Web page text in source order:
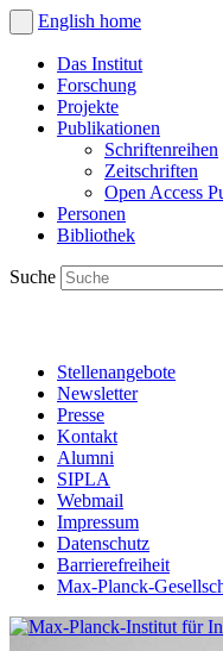
English home
Das Institut
Forschung
Projekte
Publikationen
Schriftenreihen
Zeitschriften
Open Access
Personen
Bibliothek
Suche
Stellenangebote
Newsletter
Presse
Kontakt
Alumni
SIPLA
Webmail
Impressum
Datenschutz
Barrierefreiheit
Max-Planck-